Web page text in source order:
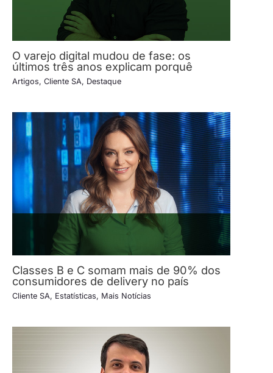
O varejo digital mudou de fase: os
últimos três anos explicam porquê
Artigos, Cliente SA, Destaque
Classes B e C somam mais de 90% dos
consumidores de delivery no país
Cliente SA, Estatísticas, Mais Notícias